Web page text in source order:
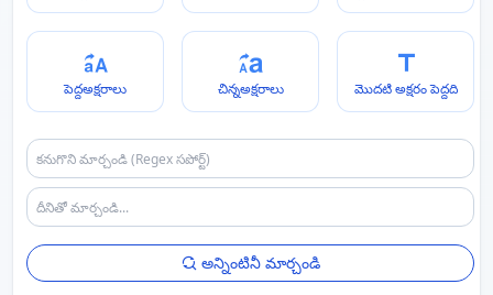
పెద్దఅక్షరాలు చిన్నఅక్షరాలు మొదటి అక్షరం పెద్దది
అన్నింటినీ మార్చండి